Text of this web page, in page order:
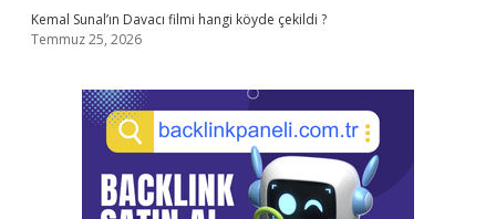
Kemal Sunal’ın Davacı filmi hangi köyde çekildi ?
Temmuz 25, 2026